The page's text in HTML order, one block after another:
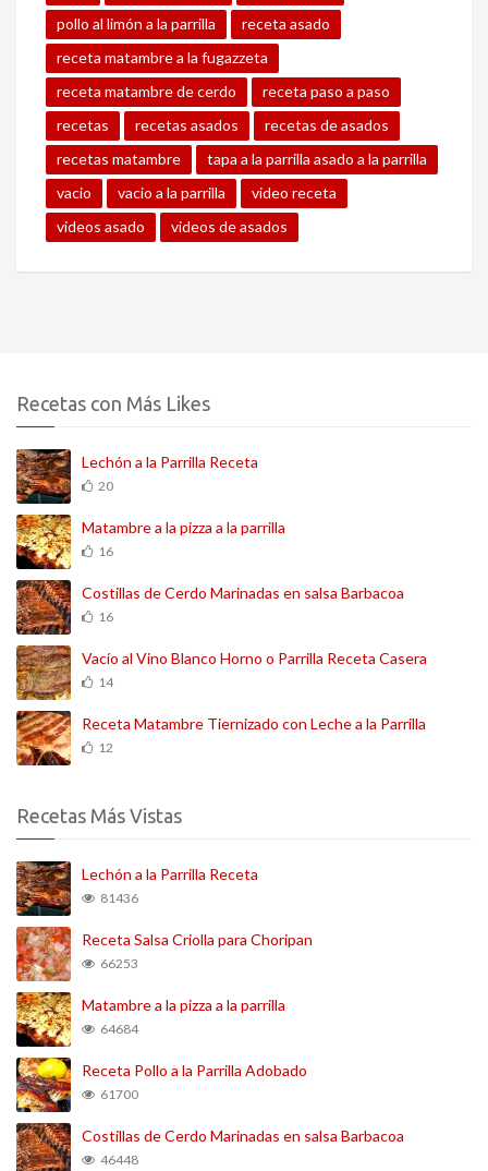
pollo al limón a la parrilla
receta asado
receta matambre a la fugazzeta
receta matambre de cerdo
receta paso a paso
recetas
recetas asados
recetas de asados
recetas matambre
tapa a la parrilla asado a la parrilla
vacio
vacio a la parrilla
video receta
videos asado
videos de asados
Recetas con Más Likes
Lechón a la Parrilla Receta
20
Matambre a la pizza a la parrilla
16
Costillas de Cerdo Marinadas en salsa Barbacoa
16
Vacío al Vino Blanco Horno o Parrilla Receta Casera
14
Receta Matambre Tiernizado con Leche a la Parrilla
12
Recetas Más Vistas
Lechón a la Parrilla Receta
81436
Receta Salsa Criolla para Choripan
66253
Matambre a la pizza a la parrilla
64684
Receta Pollo a la Parrilla Adobado
61700
Costillas de Cerdo Marinadas en salsa Barbacoa
46448